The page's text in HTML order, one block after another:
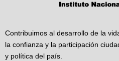
Contribuimos al desarrollo de la
la confianza y la participación
y política del país.